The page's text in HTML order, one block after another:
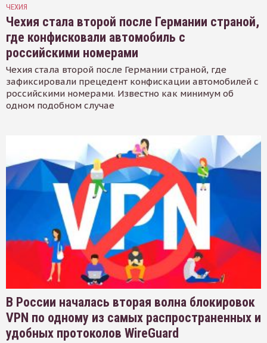
ЧЕХИЯ
Чехия стала второй после Германии страной,
где конфисковали автомобиль с
российскими номерами
Чехия стала второй после Германии страной, где
зафиксировали прецедент конфискации автомобилей с
российскими номерами. Известно как минимум об
одном подобном случае
В России началась вторая волна блокировок
VPN по одному из самых распространенных и
удобных протоколов WireGuard